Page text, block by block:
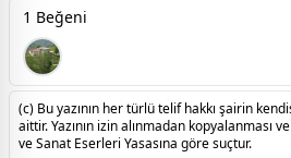
1 Beğeni
(c) Bu yazının her türlü telif hakkı şairin
aittir. Yazının izin alınmadan kopyalanması
ve Sanat Eserleri Yasasına göre suçtur.